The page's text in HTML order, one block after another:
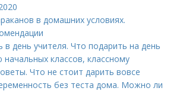
в домашних условиях.
в день учителя. Что подарить на день
начальных классов, классному
Что не стоит дарить вовсе
без теста дома. Можно ли